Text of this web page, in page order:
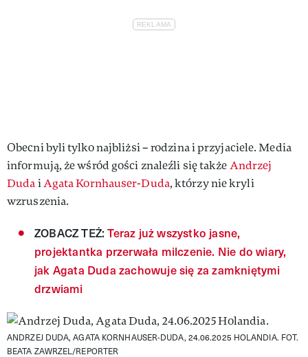
Obecni byli tylko najbliżsi – rodzina i przyjaciele. Media
informują, że wśród gości znaleźli się takżeAndrzej
DudaiAgata Kornhauser-Duda, którzy nie kryli
wzruszenia.
ZOBACZ TEŻ:Teraz już wszystko jasne,
projektantka przerwała milczenie. Nie do wiary,
jak Agata Duda zachowuje się za zamkniętymi
drzwiami
ANDRZEJ DUDA, AGATA KORNHAUSER-DUDA, 24.06.2025 HOLANDIA. FOT.
BEATA ZAWRZEL/REPORTER